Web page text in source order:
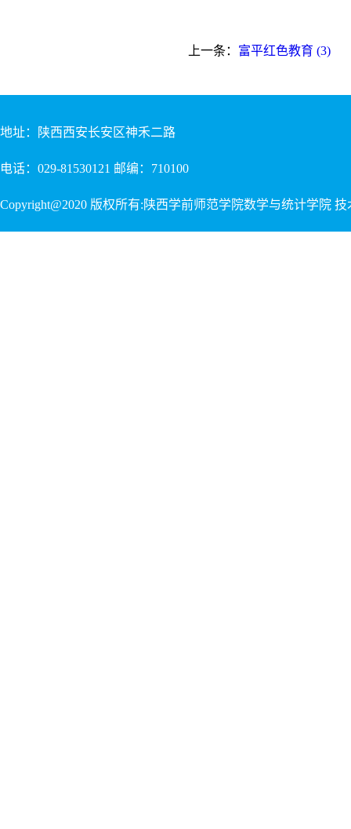
上一条： 富平红色教育 (3)
地址：陕西西安长安区神禾二路
电话：029-81530121 邮编：710100
Copyright@2020 版权所有:陕西学前师范学院数学与统计学院